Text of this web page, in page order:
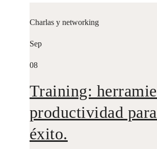
Charlas y networking
Sep
08
Training:
productividad
éxito.